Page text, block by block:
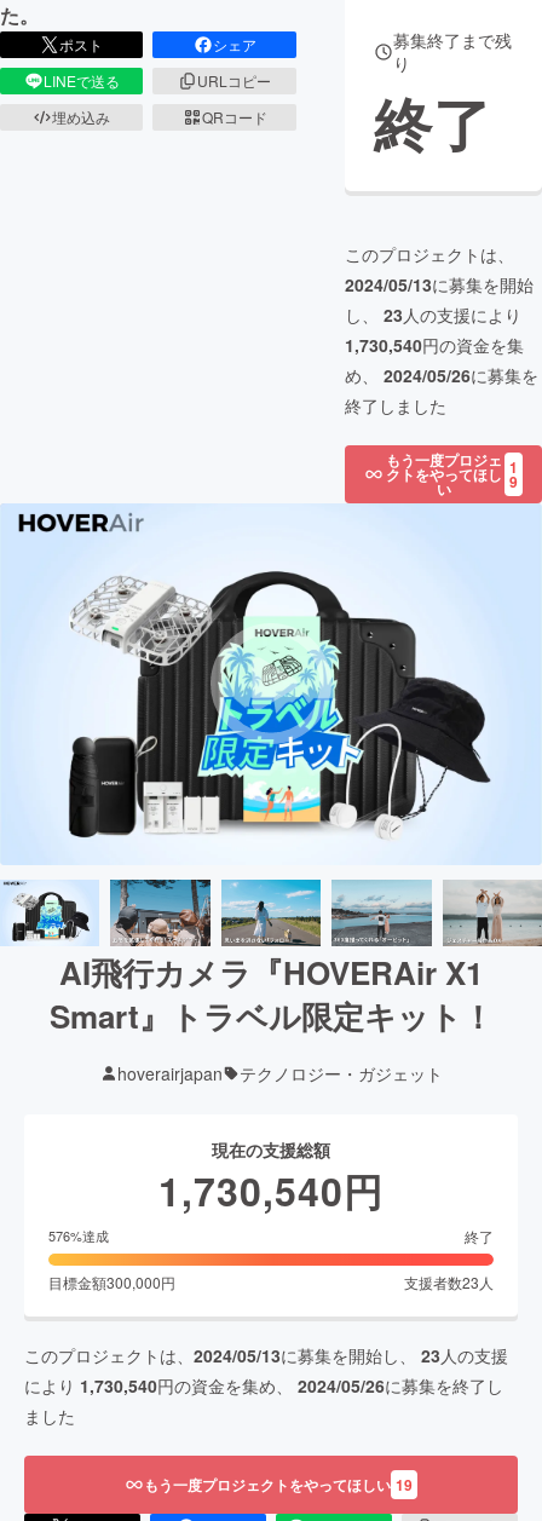
た。
ポスト
シェア
LINEで送る
URLコピー
埋め込み
QRコード
募集終了まで残
り
終了
このプロジェクトは、
2024/05/13に募集を開始
し、 23人の支援により
1,730,540円の資金を集
め、 2024/05/26に募集を
終了しました
もう一度プロジェ
クトをやってほし
い
1
9
AI飛行カメラ『HOVERAir X1
Smart』トラベル限定キット！
hoverairjapan テクノロジー・ガジェット
現在の支援総額
1,730,540円
576%達成 終了
目標金額300,000円 支援者数23 人
このプロジェクトは、 2024/05/13に募集を開始し、 23 人の支援
により 1,730,540円の資金を集め、 2024/05/26に募集を終了し
ました
もう一度プロジェクトをやってほしい 19